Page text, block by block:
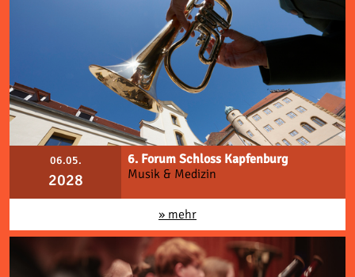
06.05.
2028
6. Forum Schloss Kapfenburg
Musik & Medizin
» mehr